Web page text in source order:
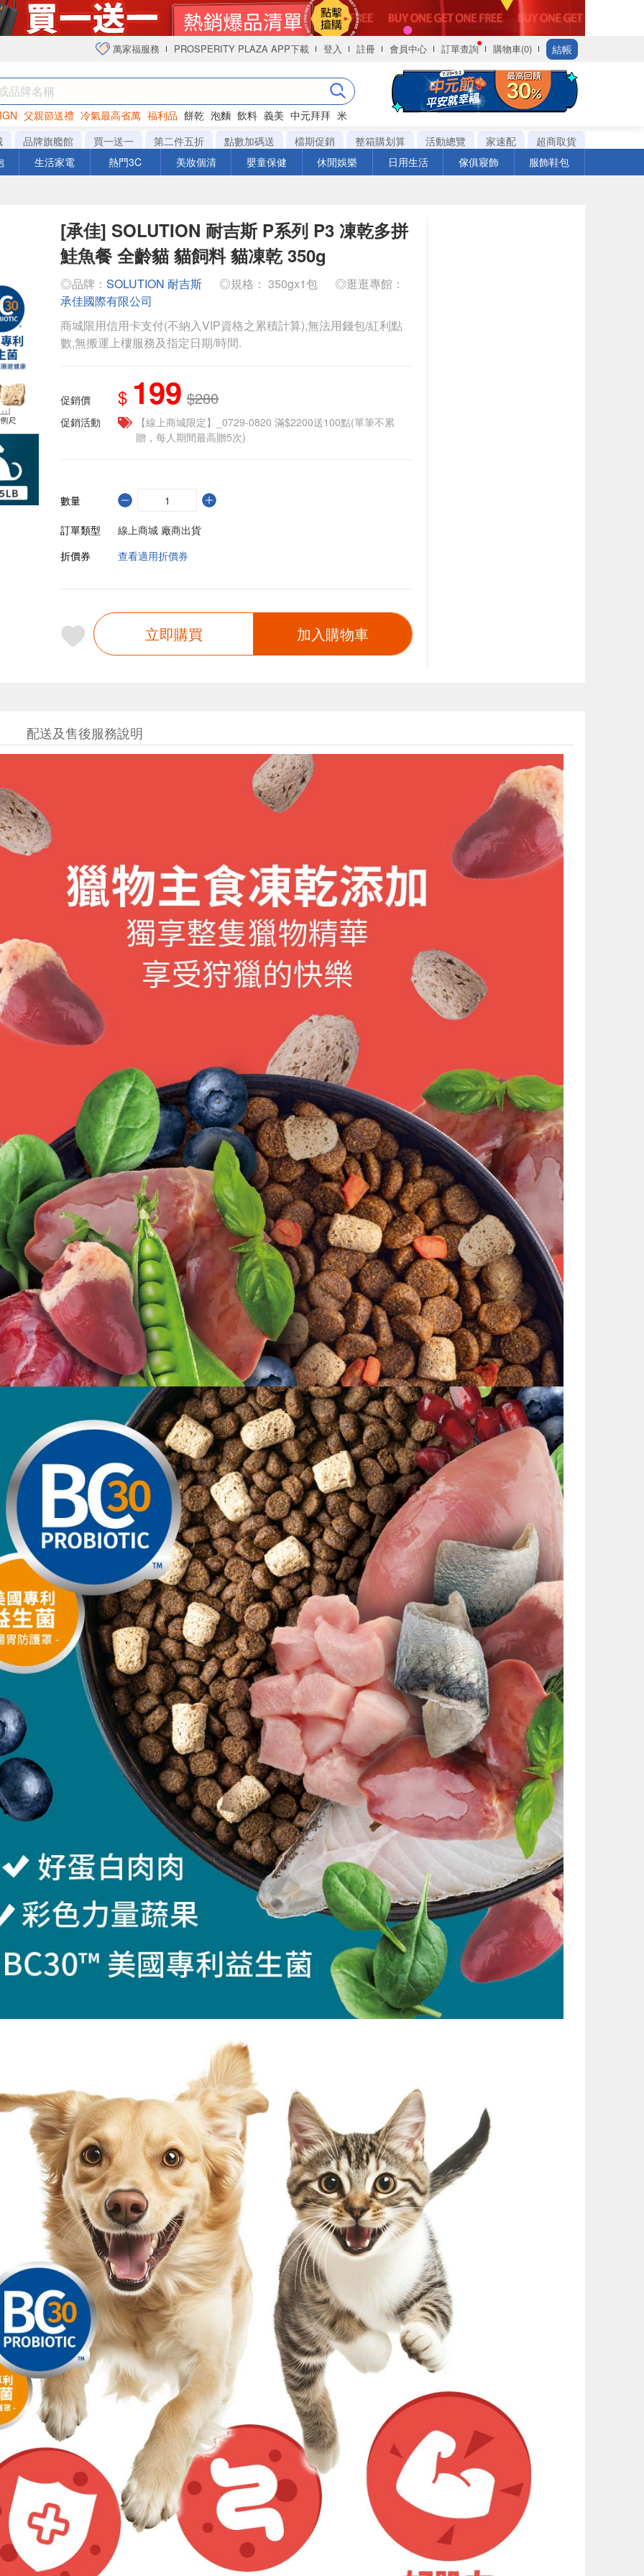
萬家福服務 PROSPERITY PLAZA APP下載 登入 註冊 會員中心 訂單查詢 購物車(0) 結帳
父親節送禮 冷氣最高省萬 福利品 餅乾 泡麵 飲料 義美 中元拜拜 米
衛生紙
品牌旗艦館 買一送一 第二件五折 點數加碼送 檔期促銷 整箱購划算 活動總覽 家速配
超商取貨
生活家電 熱門3C 美妝個清 嬰童保健 休閒娛樂 日用生活 傢俱寢飾 服飾鞋包
[承佳] SOLUTION 耐吉斯 P系列 P3 凍乾多拼
鮭魚餐 全齡貓 貓飼料 貓凍乾 350g
◎品牌： SOLUTION 耐吉斯 ◎規格： 350gx1包
◎逛逛專館：
承佳國際有限公司
商城限用信用卡支付(不納入VIP資格之累積計算),無法用錢包/紅利點
數,無搬運上樓服務及指定日期/時間.
促銷價 $ 199 $280
促銷活動
【線上商城限定】_0729-0820 滿$2200送100點(單筆不累
贈，每人期間最高贈5次)
數量
訂單類型
線上商城 廠商出貨
折價券
查看適用折價券
立即購買 加入購物車
配送及售後服務說明